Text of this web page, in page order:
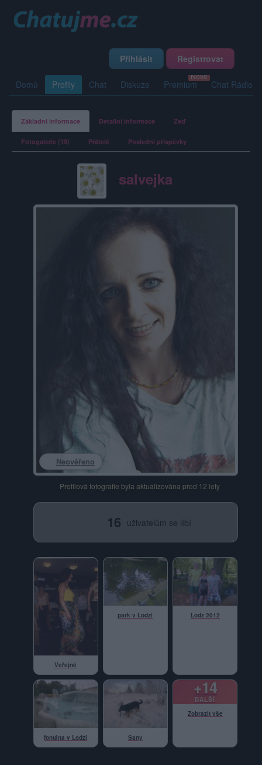
Přihlásit Registrovat
Domů Profily Chat Diskuze Premium Chat Rádio
Základní informace Detailní informace Zeď
Fotogalerie (19) Přátelé Poslední příspěvky
salvejka
Neověřeno
Profilová fotografie byla aktualizována před 12 lety
16 uživatelům se líbí
Veřejné
park v Lodzi Lodz 2012
fontána v Lodzi Sany
+14
DALŠÍ
Zobrazit vše